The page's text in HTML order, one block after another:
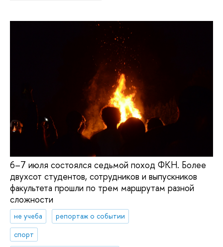
6–7 июля состоялся седьмой поход ФКН. Более
двухсот студентов, сотрудников и выпускников
факультета прошли по трем маршрутам разной
сложности
не учеба
репортаж о событии
спорт